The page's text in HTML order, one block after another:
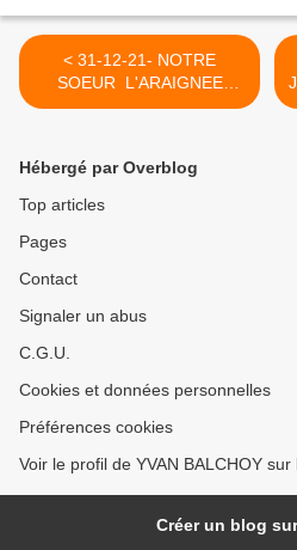
< 31-12-21- NOTRE
SOEUR L'ARAIGNEE
(SELON FRANCOIS
FRANCOIS D'ASSISE ET
SELON VICTOR HUGO
Hébergé par Overblog
Top articles
Pages
Contact
Signaler un abus
C.G.U.
Cookies et données personnelles
Préférences cookies
Voir le profil de YVAN BALCHOY
Créer un blog